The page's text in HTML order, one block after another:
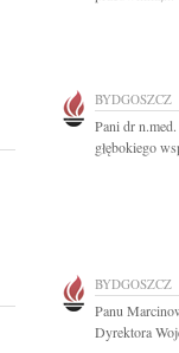
BYDGOSZCZ
Pani dr
głębokiego
BYDGOSZCZ
Panu
Dyrektora